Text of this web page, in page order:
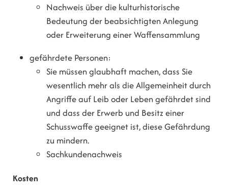
Nachweis über die kulturhistorische
Bedeutung der beabsichtigten Anlegung
oder Erweiterung einer Waffensammlung
gefährdete Personen:
Sie müssen glaubhaft machen, dass Sie
wesentlich mehr als die Allgemeinheit durch
Angriffe auf Leib oder Leben gefährdet sind
und dass der Erwerb und Besitz einer
Schusswaffe geeignet ist, diese Gefährdung
zu mindern.
Sachkundenachweis
Kosten